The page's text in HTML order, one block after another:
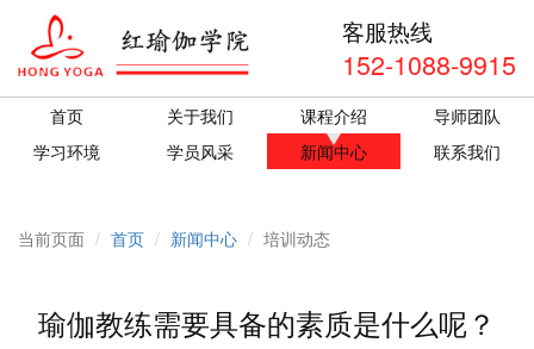
客服热线
152-1088-9915
首页 关于我们 课程介绍
导师团队
学习环境
学员风采 新闻中心 联系我们
当前页面 首页 新闻中心 培训动态
瑜伽教练需要具备的素质是什么呢？